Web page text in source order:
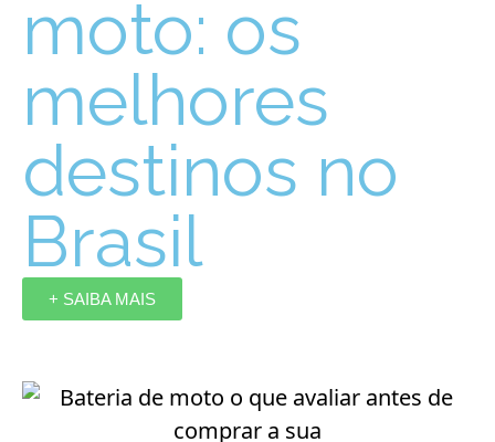
moto: os
melhores
destinos no
Brasil
+ SAIBA MAIS